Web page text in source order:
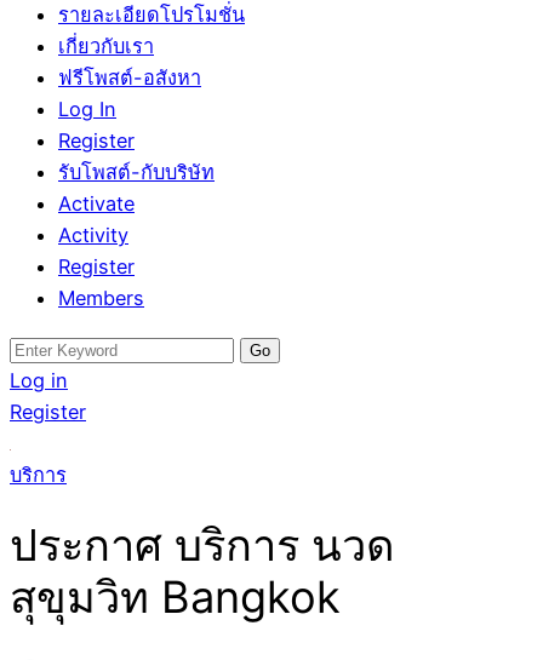
รายละเอียดโปรโมชั่น
เกี่ยวกับเรา
ฟรีโพสต์-อสังหา
Log In
Register
รับโพสต์-กับบริษัท
Activate
Activity
Register
Members
Search
for:
Log in
Register
บริการ
ประกาศ บริการ นวด
สุขุมวิท Bangkok